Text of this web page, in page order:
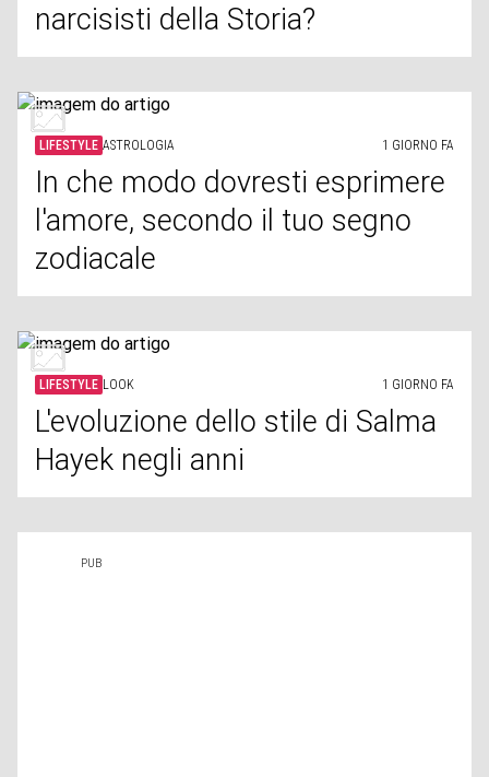
narcisisti della Storia?
LIFESTYLE ASTROLOGIA 1 GIORNO FA
In che modo dovresti esprimere
l'amore, secondo il tuo segno
zodiacale
LIFESTYLE LOOK 1 GIORNO FA
L'evoluzione dello stile di Salma
Hayek negli anni